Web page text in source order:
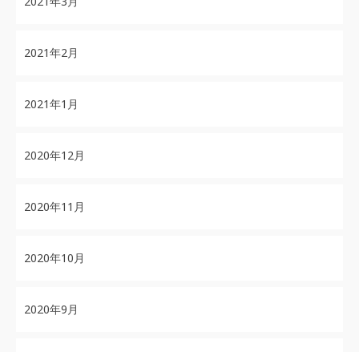
2021年2月
2021年1月
2020年12月
2020年11月
2020年10月
2020年9月